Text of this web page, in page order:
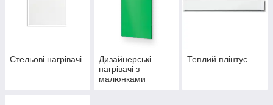
Стельові нагрівачі
Дизайнерські
нагрівачі з
малюнками
Теплий плінтус